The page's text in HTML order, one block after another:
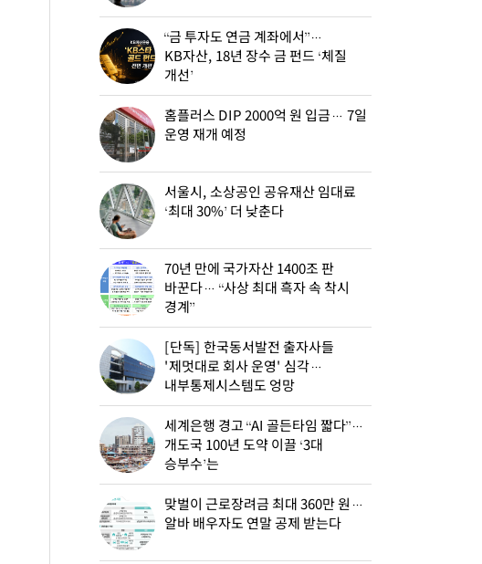
“금 투자도 연금 계좌에서”…
KB자산, 18년 장수 금 펀드 ‘체질
개선’
홈플러스 DIP 2000억 원 입금… 7일
운영 재개 예정
서울시, 소상공인 공유재산 임대료
‘최대 30%’ 더 낮춘다
70년 만에 국가자산 1400조 판
바꾼다… “사상 최대 흑자 속 착시
경계”
[단독] 한국동서발전 출자사들
'제멋대로 회사 운영' 심각…
내부통제시스템도 엉망
세계은행 경고 “AI 골든타임 짧다”…
개도국 100년 도약 이끌 ‘3대
승부수’는
맞벌이 근로장려금 최대 360만 원…
알바 배우자도 연말 공제 받는다